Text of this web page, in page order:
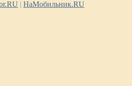
| НаМобильник.RU